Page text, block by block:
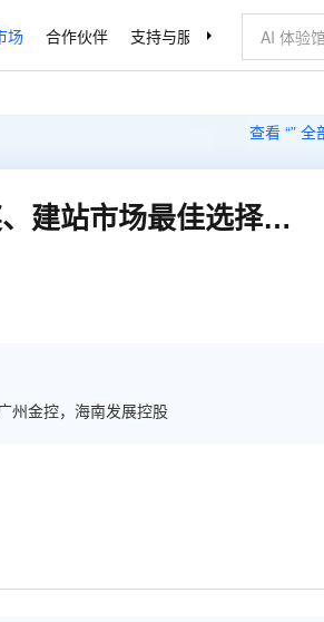
场 合作伙伴 支持与服务 了解阿里云
查看 “” 全
云·响应式网站【荣获阿里云云合应用奖、建站市场最佳选择奖】
州金控，海南发展控股